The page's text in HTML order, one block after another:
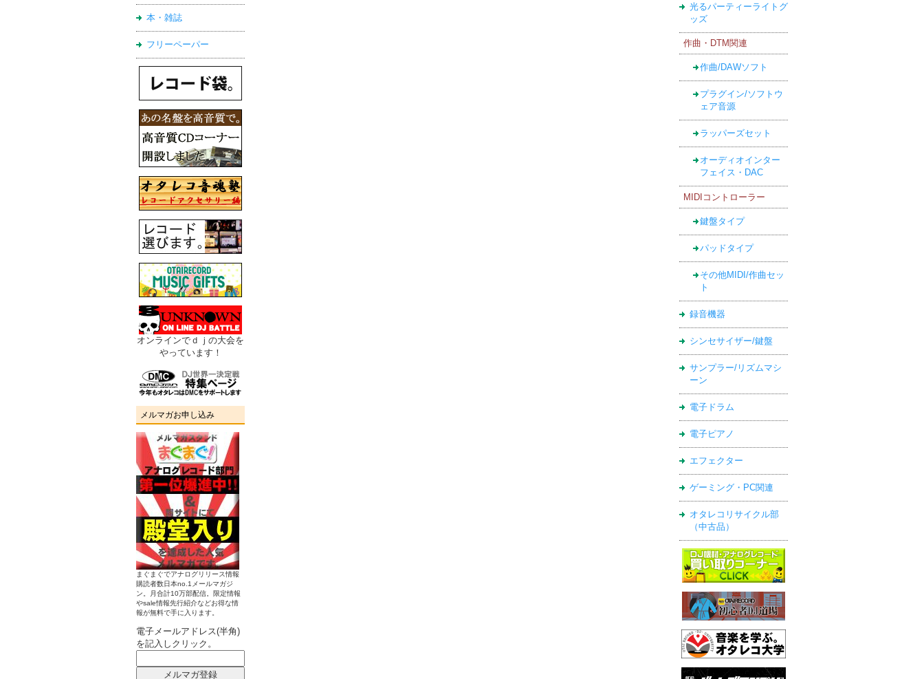
本・雑誌
フリーペーパー
オンラインでｄｊの大会を
やっています！
メルマガお申し込み
まぐまぐでアナログリリース情報
購読者数日本no.1メールマガジ
ン。月合計10万部配信。限定情報
やsale情報先行紹介などお得な情
報が無料で手に入ります。
電子メールアドレス(半角)
を記入しクリック。
光るパーティーライトグ
ッズ
作曲・DTM関連
作曲/DAWソフト
プラグイン/ソフトウ
ェア音源
ラッパーズセット
オーディオインター
フェイス・DAC
MIDIコントローラー
鍵盤タイプ
パッドタイプ
その他MIDI/作曲セッ
ト
録音機器
シンセサイザー/鍵盤
サンプラー/リズムマシ
ーン
電子ドラム
電子ピアノ
エフェクター
ゲーミング・PC関連
オタレコリサイクル部
（中古品）